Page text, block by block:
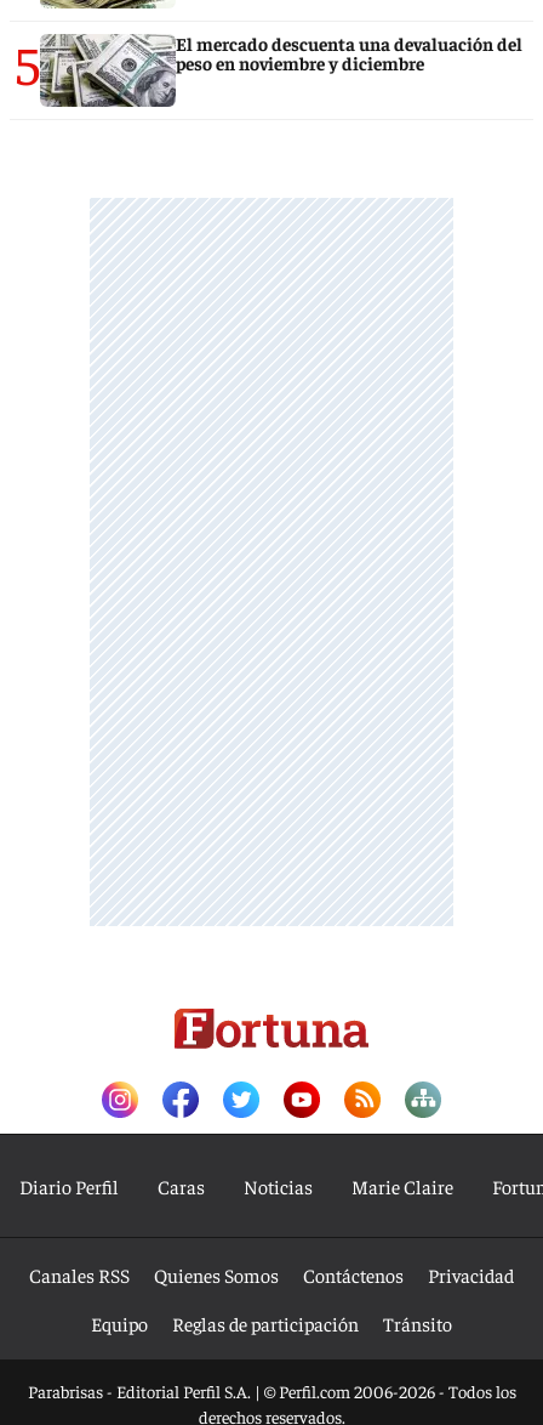
5
El mercado descuenta una devaluación del
peso en noviembre y diciembre
Diario Perfil Caras Noticias Marie Claire
Canales RSS Quienes Somos Contáctenos
Privacidad
Equipo
Reglas de participación Tránsito
Parabrisas - Editorial Perfil S.A. | © Perfil.com 2006-2026 - Todos los
derechos reservados.